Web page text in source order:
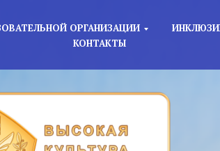
ОРГАНИЗАЦИИ
КОНТАКТЫ